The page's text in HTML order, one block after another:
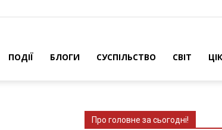
ПОДІЇ БЛОГИ СУСПІЛЬСТВО СВІТ
Про головне за сьогодні!